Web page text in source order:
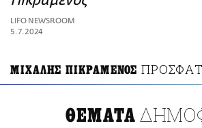
ΑΜΠΑ
PRINT
LIFO NEWSROOM
5.7.2024
ΜΙΧΑΛΗΣ ΠΙΚΡΑΜΕΝΟΣ
ΘΕΜΑΤΑ